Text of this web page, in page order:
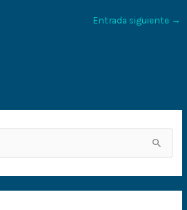
Entrada siguiente →